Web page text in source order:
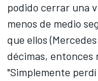
podido cerrar una
menos de medio
que ellos
décimas, entonces
"Simplemente